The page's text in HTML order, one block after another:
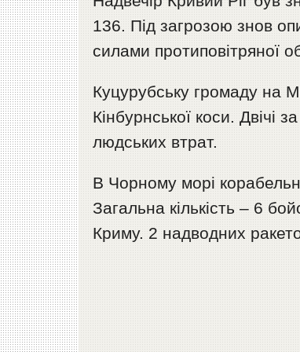
136. Під загрозою знов
силами протиповітряної
Куцурубську громаду на
Кінбурнської коси.
людських втрат.
В Чорному морі
Загальна кількість – 6
Криму. 2 надводних